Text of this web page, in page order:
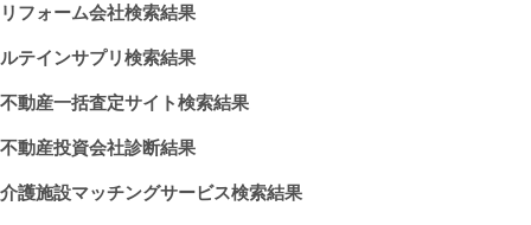
リフォーム会社検索結果
ルテインサプリ検索結果
不動産一括査定サイト検索結果
不動産投資会社診断結果
介護施設マッチングサービス検索結果